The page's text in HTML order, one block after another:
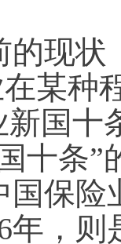
的现状
某种
新国十
十条
国保
年，